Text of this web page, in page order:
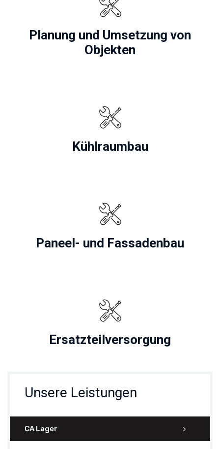
Planung und Umsetzung von
Objekten
Kühlraumbau
Paneel- und Fassadenbau
Ersatzteilversorgung
Unsere Leistungen
CA Lager